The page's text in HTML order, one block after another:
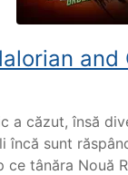
and
a căzut, însă
încă sunt
ce tânăra Nouă